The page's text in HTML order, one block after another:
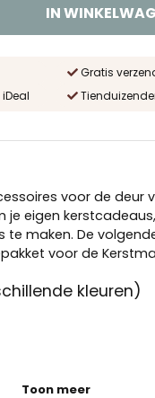
IN
Gratis
voor de deur
eigen
te maken. De
voor de
kleuren)
Toon meer